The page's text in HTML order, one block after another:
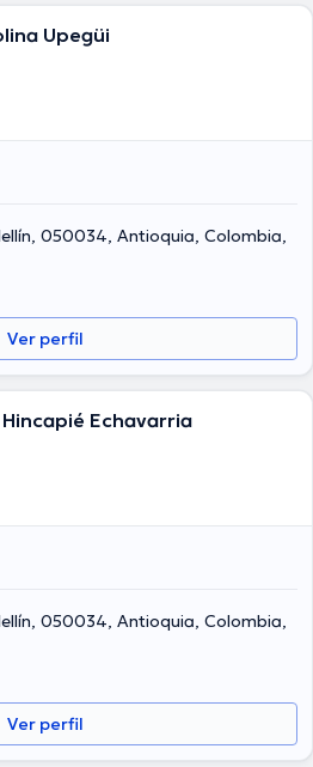
Upegüi
050034, Antioquia, Colombia,
Ver perfil
Echavarria
050034, Antioquia, Colombia,
Ver perfil